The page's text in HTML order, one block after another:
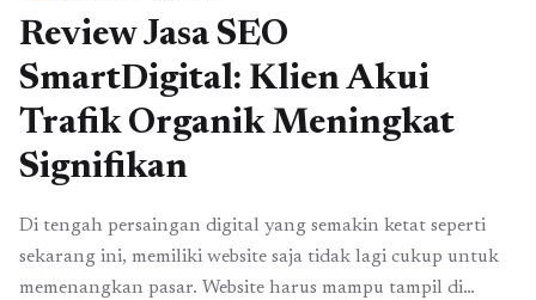
Review Jasa SEO
SmartDigital: Klien Akui
Trafik Organik Meningkat
Signifikan
Di tengah persaingan digital yang semakin ketat seperti
sekarang ini, memiliki website saja tidak lagi cukup untuk
memenangkan pasar. Website harus mampu tampil di